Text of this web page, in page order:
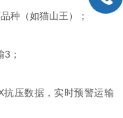
种（如猫山王）；
；
抗压数据，实时预警运输